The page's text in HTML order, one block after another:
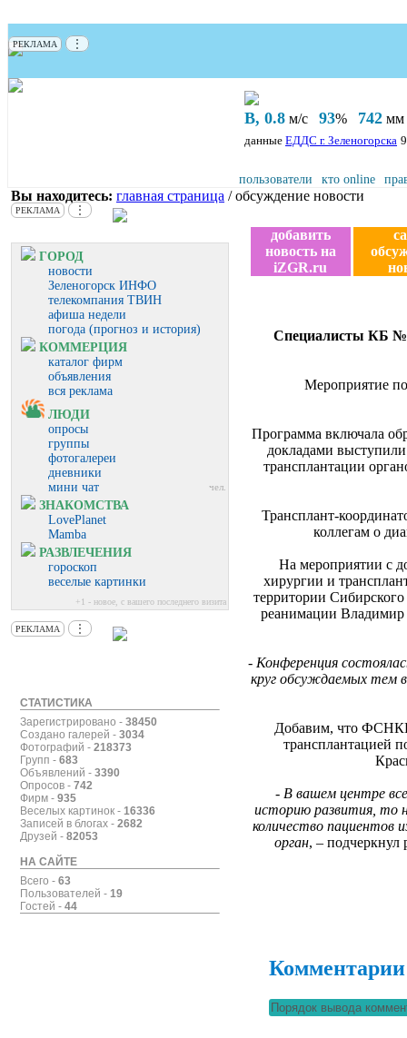
РЕКЛАМА ⋮
В, 0.8 м/с 93% 742 мм
данные ЕДДС г. Зеленогорска
пользователи кто online
Вы находитесь: главная страница / обсуждение новости
РЕКЛАМА ⋮
ГОРОД
новости
Зеленогорск ИНФО
телекомпания ТВИН
афиша недели
погода (прогноз и история)
КОММЕРЦИЯ
каталог фирм
объявления
вся реклама
ЛЮДИ
опросы
группы
фотогалереи
дневники
мини чат
чел.
ЗНАКОМСТВА
LovePlanet
Mamba
РАЗВЛЕЧЕНИЯ
гороскоп
веселые картинки
+1 - новое, с вашего последнего визита
РЕКЛАМА ⋮
СТАТИСТИКА
Зарегистрировано - 38450
Создано галерей - 3034
Фотографий - 218373
Групп - 683
Объявлений - 3390
Опросов - 742
Фирм - 935
Веселых картинок - 16336
Записей в блогах - 2682
Друзей - 82053
НА САЙТЕ
Всего - 63
Пользователей - 19
Гостей - 44
добавить
новость на
iZGR.ru
Специалисты КБ
Мероприятие
Программа включала
докладами
трансплантации
Трансплант-
коллегам о
На мероприятии с
хирургии и
территории
реанимации Владимир
- Конференция
круг обсуждаемых тем
Добавим, что ФСНКЦ
трансплантацией
- В вашем центре
историю развития, то
количество пациентов
орган, – подчеркнул
Комментарии